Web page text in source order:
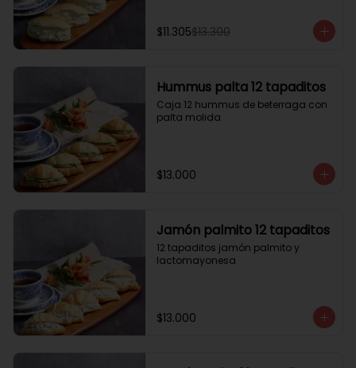
$11.305$13.300
Hummus palta 12 tapaditos
Caja 12 hummus de beterraga con
palta molida
$13.000
Jamón palmito 12 tapaditos
12 tapaditos jamón palmito y
lactomayonesa
$13.000